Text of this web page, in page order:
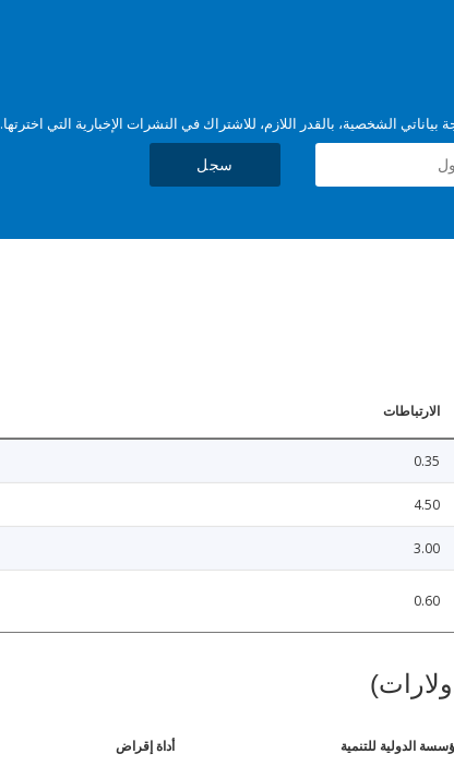
الشخصية، بالقدر اللازم، للاشتراك في النشرات الإخبارية التي اخترتها.
سجل
الارتباطات
0.35
4.50
3.00
0.60
الدولية للتنمية أداة إقراض